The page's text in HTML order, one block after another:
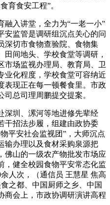
育食安工程”。
入讲堂，全力为“一老一小”
安监管是调研组沉点关心的问
深切市食物查验院、食物集
间地头、学校食堂等调研，
市场监视办理局、教育局、卫
业化程度，学校食堂可容纳近
表现正在每一顿餐食里。市政
总司理周鹏提交提案。
圳、漯河等地进修先辈经
干招法步履，组建由政协委
平安社会监视团”，大师沉点
输办理以及食材采购泉源把
佛山的一级农产物批发市场应
，健全校园食物平安常态化监
人次，（通信员 王慧星 焦高
之都、中国厨师之乡、中国
商会上，市政协调研演讲高程